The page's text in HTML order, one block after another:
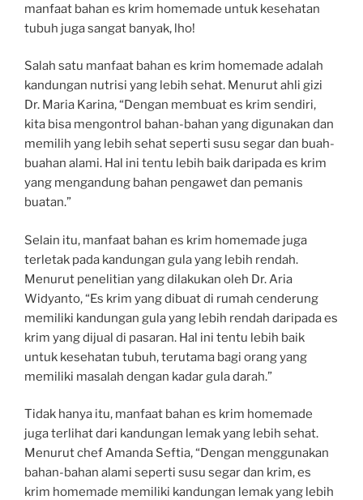
manfaat bahan es krim homemade untuk kesehatan
tubuh juga sangat banyak, lho!
Salah satu manfaat bahan es krim homemade adalah
kandungan nutrisi yang lebih sehat. Menurut ahli gizi
Dr. Maria Karina, “Dengan membuat es krim sendiri,
kita bisa mengontrol bahan-bahan yang digunakan dan
memilih yang lebih sehat seperti susu segar dan buah-
buahan alami. Hal ini tentu lebih baik daripada es krim
yang mengandung bahan pengawet dan pemanis
buatan.”
Selain itu, manfaat bahan es krim homemade juga
terletak pada kandungan gula yang lebih rendah.
Menurut penelitian yang dilakukan oleh Dr. Aria
Widyanto, “Es krim yang dibuat di rumah cenderung
memiliki kandungan gula yang lebih rendah daripada es
krim yang dijual di pasaran. Hal ini tentu lebih baik
untuk kesehatan tubuh, terutama bagi orang yang
memiliki masalah dengan kadar gula darah.”
Tidak hanya itu, manfaat bahan es krim homemade
juga terlihat dari kandungan lemak yang lebih sehat.
Menurut chef Amanda Seftia, “Dengan menggunakan
bahan-bahan alami seperti susu segar dan krim, es
krim homemade memiliki kandungan lemak yang lebih